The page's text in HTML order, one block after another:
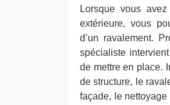
Lorsque vous
extérieure, vous
d’un ravalement.
spécialiste
de mettre en place.
de structure, le
façade, le